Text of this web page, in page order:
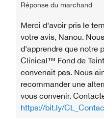
Réponse du marchand
Merci d'avoir pris le
votre avis, Nanou.
d'apprendre que notre
Clinical™ Fond de
convenait pas. Nous
recommander une
vous convenir.
https://bit.ly/